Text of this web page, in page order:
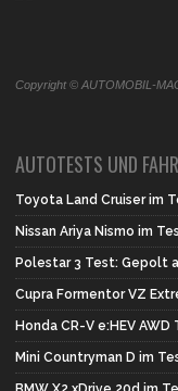
Copyright © AUTOMOBIL-
AUTOTESTS UND
Toyota Land Cruiser im
Nissan Ariya Nismo im
Polestar 3 Test: Gepolt
Cupra Formentor VZ
Honda CR-V e:HEV
Mini Countryman D im